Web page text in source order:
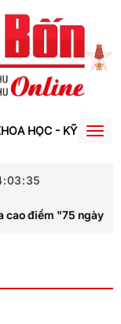
HỌC - KỸ THUẬT
:03:36
điểm "75 ngày